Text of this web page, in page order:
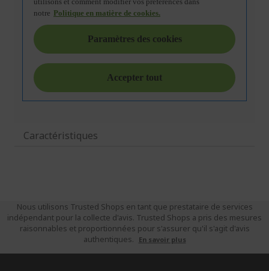
Caractéristiques
Nous utilisons Trusted Shops en tant que prestataire de services
indépendant pour la collecte d'avis. Trusted Shops a pris des mesures
raisonnables et proportionnées pour s'assurer qu'il s'agit d'avis
authentiques.
En savoir plus